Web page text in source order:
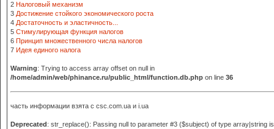
2 Налоговый механизм
3 Достижение стойкого экономического роста
4 Достаточность и эластичность...
5 Стимулирующая функция налогов
6 Принцип множественного числа налогов
7 Идея единого налога
Warning: Trying to access array offset on null in
/home/admin/web/phinance.ru/public_html/function.db.php on line 36
часть информации взята с csc.com.ua и i.ua
Deprecated: str_replace(): Passing null to parameter #3 ($subject) of type array|string